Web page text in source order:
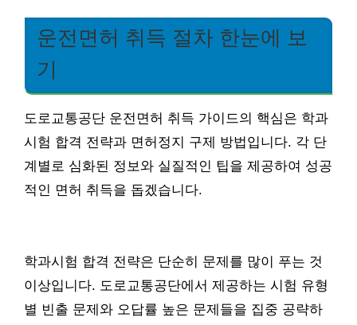
운전면허 취득 절차 한눈에 보
기
도로교통공단 운전면허 취득 가이드의 핵심은 학과
시험 합격 전략과 면허정지 구제 방법입니다. 각 단
계별로 심화된 정보와 실질적인 팁을 제공하여 성공
적인 면허 취득을 돕겠습니다.
학과시험 합격 전략은 단순히 문제를 많이 푸는 것
이상입니다. 도로교통공단에서 제공하는 시험 유형
별 빈출 문제와 오답률 높은 문제들을 집중 공략하